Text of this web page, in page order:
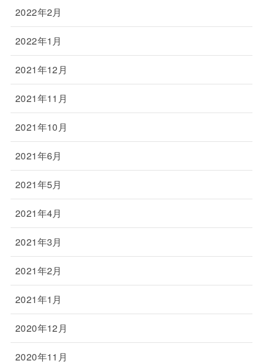
2022年2月
2022年1月
2021年12月
2021年11月
2021年10月
2021年6月
2021年5月
2021年4月
2021年3月
2021年2月
2021年1月
2020年12月
2020年11月